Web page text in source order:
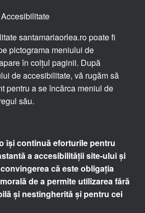
santamariaorlea.ro poate fi
pictograma meniului de
în colțul paginii. După
de accesibilitate, vă rugăm să
pentru a se încărca meniul de
său.
își continuă eforturile pentru
a accesibilității site-ului și
că este obligația
de a permite utilizarea fără
și nestingherită și pentru cei